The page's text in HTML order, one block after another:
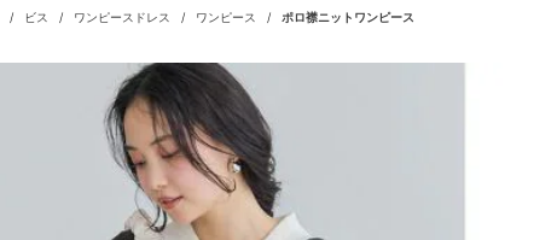
/ ビス / ワンピースドレス / ワンピース / ポロ襟ニットワンピース